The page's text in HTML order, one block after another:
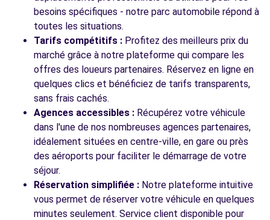
besoins spécifiques - notre parc automobile répond à
toutes les situations.
Tarifs compétitifs : Profitez des meilleurs prix du
marché grâce à notre plateforme qui compare les
offres des loueurs partenaires. Réservez en ligne en
quelques clics et bénéficiez de tarifs transparents,
sans frais cachés.
Agences accessibles : Récupérez votre véhicule
dans l'une de nos nombreuses agences partenaires,
idéalement situées en centre-ville, en gare ou près
des aéroports pour faciliter le démarrage de votre
séjour.
Réservation simplifiée : Notre plateforme intuitive
vous permet de réserver votre véhicule en quelques
minutes seulement. Service client disponible pour